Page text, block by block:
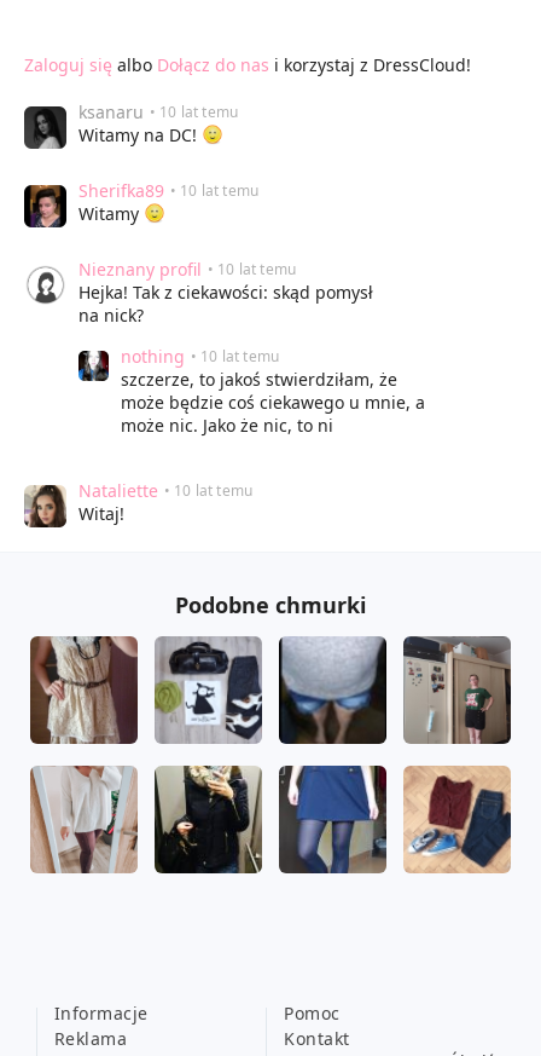
Zaloguj się albo Dołącz do nas i korzystaj z DressCloud!
ksanaru • 10 lat temu
Witamy na DC!
Sherifka89 • 10 lat temu
Witamy
Nieznany profil • 10 lat temu
Hejka! Tak z ciekawości: skąd pomysł
na nick?
nothing • 10 lat temu
szczerze, to jakoś stwierdziłam, że
może będzie coś ciekawego u mnie, a
może nic. Jako że nic, to ni
Nataliette • 10 lat temu
Witaj!
Podobne chmurki
Informacje
Reklama
Pomoc
Kontakt